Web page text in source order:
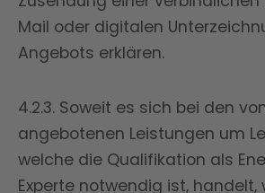
Mail oder digitalen
Angebots erklären.
4.2.3. Soweit es sich bei den
angebotenen Leistungen um
welche die Qualifikation als
Experte notwendig ist, handelt,